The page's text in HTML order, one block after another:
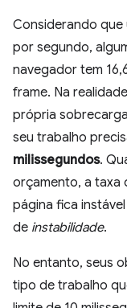
Considerando que
por segundo,
navegador tem
frame. Na
própria
seu trabalho
milissegundos.
orçamento, a taxa
página fica
de instabilidade.
No entanto, seus
tipo de trabalho